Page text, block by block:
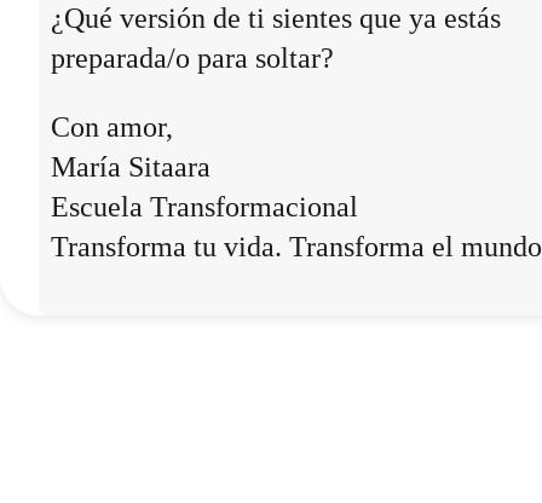
¿Qué versión de ti sientes que ya estás
preparada/o para soltar?
Con amor,
María Sitaara
Escuela Transformacional
Transforma tu vida. Transforma el